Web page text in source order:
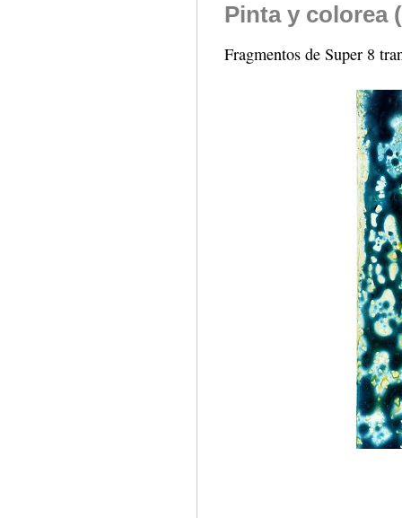
Pinta y colorea
Fragmentos de Super 8